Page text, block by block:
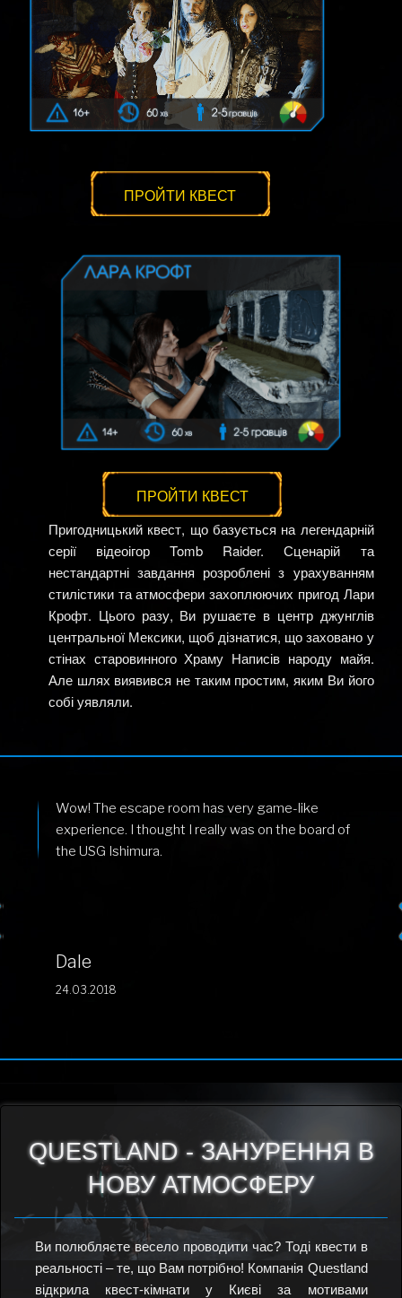
ПРОЙТИ КВЕСТ
Пригодницький квест, що базується на легендарній
серії відеоігор Tomb Raider. Сценарій та
нестандартні завдання розроблені з урахуванням
стилістики та атмосфери захоплюючих пригод Лари
Крофт. Цього разу, Ви рушаєте в центр джунглів
центральної Мексики, щоб дізнатися, що заховано у
стінах старовинного Храму Написів народу майя.
Але шлях виявився не таким простим, яким Ви його
собі уявляли.
ПРОЙТИ КВЕСТ
Wow! The escape room has very game-like
experience. I thought I really was on the board of
the USG Ishimura.
Dale
24.03.2018
QUESTLAND - ЗАНУРЕННЯ В
НОВУ АТМОСФЕРУ
Ви полюбляєте весело проводити час? Тоді квести в
реальності – те, що Вам потрібно! Компанія Questland
відкрила квест-кімнати у Києві за мотивами